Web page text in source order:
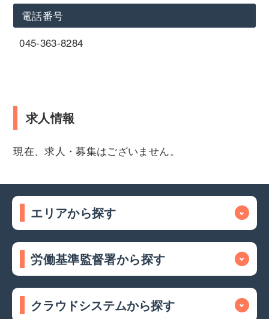
電話番号
045-363-8284
求人情報
現在、求人・募集はございません。
エリアから探す
労働基準監督署から探す
クラウドシステムから探す